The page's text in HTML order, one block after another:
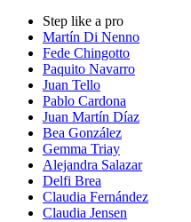
Step like a pro
Martín Di Nenno
Fede Chingotto
Paquito Navarro
Juan Tello
Pablo Cardona
Juan Martín Díaz
Bea González
Gemma Triay
Alejandra Salazar
Delfi Brea
Claudia Fernández
Claudia Jensen